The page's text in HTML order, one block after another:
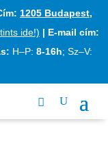
1205 Budapest,
ide!) | E-mail cím:
H–P: 8-16h; Sz–V: